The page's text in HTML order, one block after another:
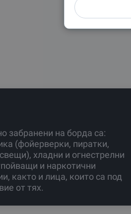
забранени на борда са:
(фойерверки, пиратки,
хладни и огнестрелни
и наркотични
както и лица, които са под
от тях.